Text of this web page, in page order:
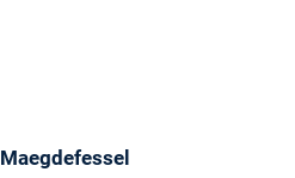
Maegdefessel